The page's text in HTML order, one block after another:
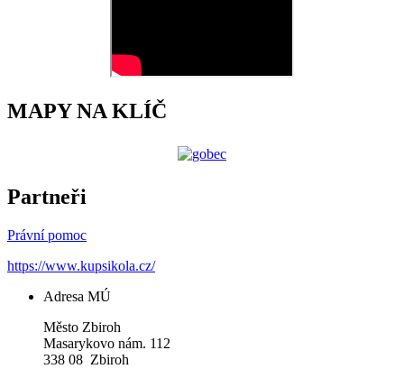
MAPY NA KLÍČ
Partneři
Právní pomoc
https://www.kupsikola.cz/
Adresa MÚ
Město Zbiroh
Masarykovo nám. 112
338 08 Zbiroh